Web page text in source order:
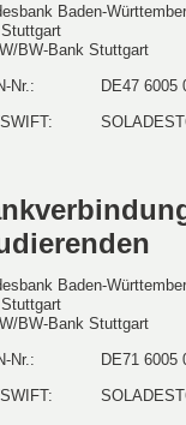
Baden-
BW-Bank Stuttgart
Nr.:
DE47 6005
Baden-
BW-Bank Stuttgart
Nr.:
DE71 6005